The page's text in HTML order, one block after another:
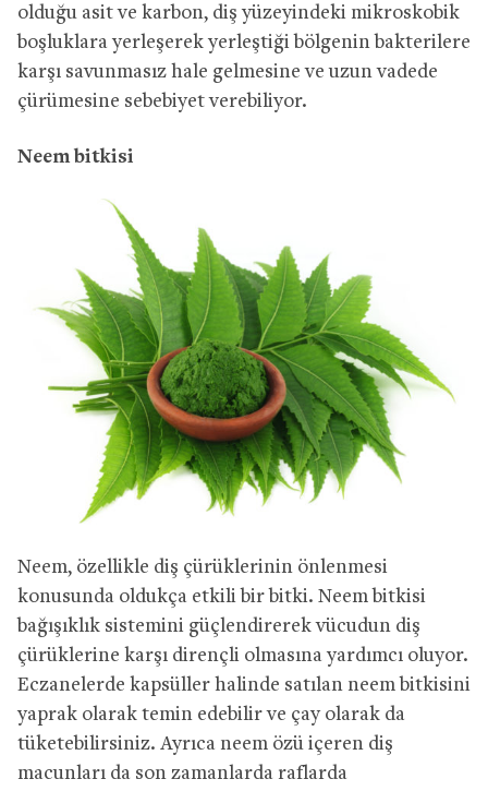
olduğu asit ve karbon, diş yüzeyindeki mikroskobik
boşluklara yerleşerek yerleştiği bölgenin bakterilere
karşı savunmasız hale gelmesine ve uzun vadede
çürümesine sebebiyet verebiliyor.
Neem bitkisi
Neem, özellikle diş çürüklerinin önlenmesi
konusunda oldukça etkili bir bitki. Neem bitkisi
bağışıklık sistemini güçlendirerek vücudun diş
çürüklerine karşı dirençli olmasına yardımcı oluyor.
Eczanelerde kapsüller halinde satılan neem bitkisini
yaprak olarak temin edebilir ve çay olarak da
tüketebilirsiniz. Ayrıca neem özü içeren diş
macunları da son zamanlarda raflarda